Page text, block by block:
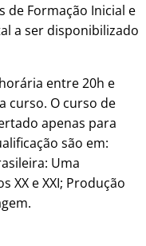
de Formação Inicial e
a ser disponibilizado
entre 20h e
curso. O curso de
apenas para
são em:
Uma
XX e XXI; Produção